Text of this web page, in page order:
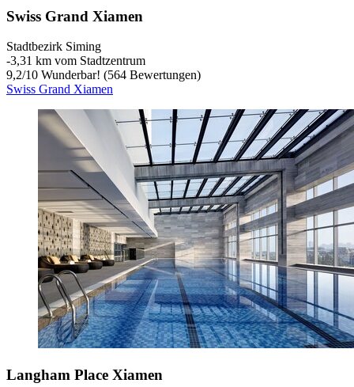
Swiss Grand Xiamen
Stadtbezirk Siming
‐3,31 km vom Stadtzentrum
9,2/10 Wunderbar! (564 Bewertungen)
Swiss Grand Xiamen
Langham Place Xiamen